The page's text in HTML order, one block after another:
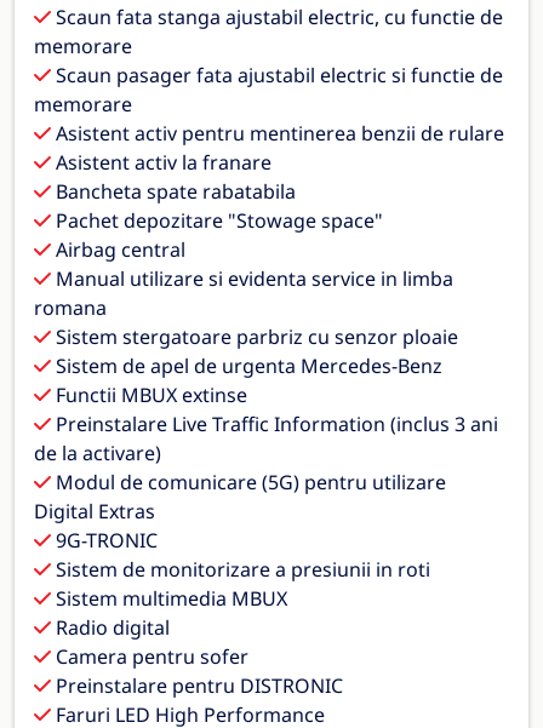
Scaun fata stanga ajustabil electric, cu functie de
memorare
Scaun pasager fata ajustabil electric si functie de
memorare
Asistent activ pentru mentinerea benzii de rulare
Asistent activ la franare
Bancheta spate rabatabila
Pachet depozitare "Stowage space"
Airbag central
Manual utilizare si evidenta service in limba
romana
Sistem stergatoare parbriz cu senzor ploaie
Sistem de apel de urgenta Mercedes-Benz
Functii MBUX extinse
Preinstalare Live Traffic Information (inclus 3 ani
de la activare)
Modul de comunicare (5G) pentru utilizare
Digital Extras
9G-TRONIC
Sistem de monitorizare a presiunii in roti
Sistem multimedia MBUX
Radio digital
Camera pentru sofer
Preinstalare pentru DISTRONIC
Faruri LED High Performance